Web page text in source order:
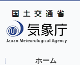
ホーム